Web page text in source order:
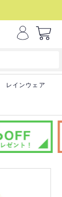
レインウェア